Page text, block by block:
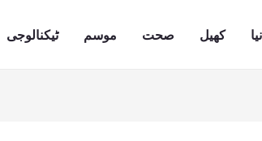
کھیل صحت موسم ٹیکنالوجی